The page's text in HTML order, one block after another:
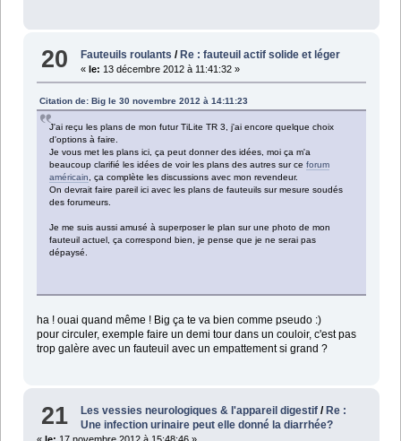
20 Fauteuils roulants /Re : fauteuil actif solide et léger
«le: 13 décembre 2012 à 11:41:32 »
Citation de: Big le 30 novembre 2012 à 14:11:23
J'ai reçu les plans de mon futur TiLite TR 3, j'ai encore quelque choix
d'options à faire.
Je vous met les plans ici, ça peut donner des idées, moi ça m'a
beaucoup clarifié les idées de voir les plans des autres sur ce forum
américain , ça complète les discussions avec mon revendeur.
On devrait faire pareil ici avec les plans de fauteuils sur mesure soudés
des forumeurs.
Je me suis aussi amusé à superposer le plan sur une photo de mon
fauteuil actuel, ça correspond bien, je pense que je ne serai pas
dépaysé.
ha ! ouai quand même ! Big ça te va bien comme pseudo :)
pour circuler, exemple faire un demi tour dans un couloir, c'est pas
trop galère avec un fauteuil avec un empattement si grand ?
21 Les vessies neurologiques & l'appareil digestif / Re :
Une infection urinaire peut elle donné la diarrhée?